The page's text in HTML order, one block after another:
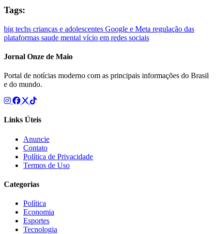
Tags:
big techs crianças e adolescentes Google e Meta regulação das
plataformas saude mental vício em redes sociais
Jornal Onze de Maio
Portal de notícias moderno com as principais informações do Brasil
e do mundo.
Links Úteis
Anuncie
Contato
Política de Privacidade
Termos de Uso
Categorias
Política
Economia
Esportes
Tecnologia